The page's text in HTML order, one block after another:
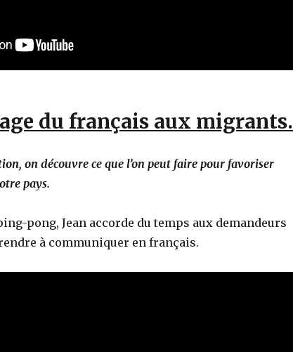
du français aux migrants.
on découvre ce que l’on peut faire pour favoriser
pays.
pong, Jean accorde du temps aux demandeurs
à communiquer en français.